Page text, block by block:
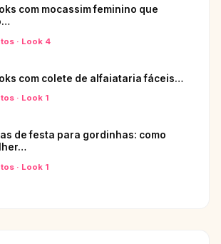
com mocassim feminino que
· Look 4
com colete de alfaiataria fáceis…
· Look 1
de festa para gordinhas: como
· Look 1